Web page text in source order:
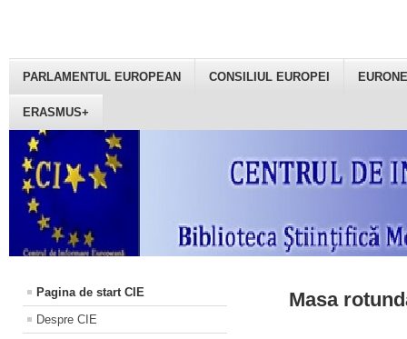
PARLAMENTUL EUROPEAN CONSILIUL EUROPEI
ERASMUS+
Pagina de start CIE
Despre CIE
Masa